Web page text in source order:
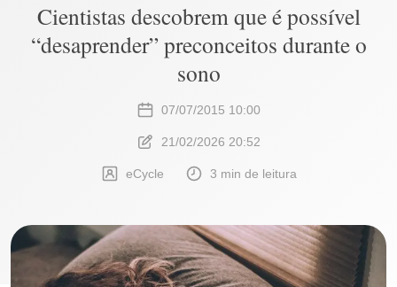
Cientistas descobrem que é possível
“desaprender” preconceitos durante o
sono
07/07/2015 10:00
21/02/2026 20:52
eCycle 3 min de leitura